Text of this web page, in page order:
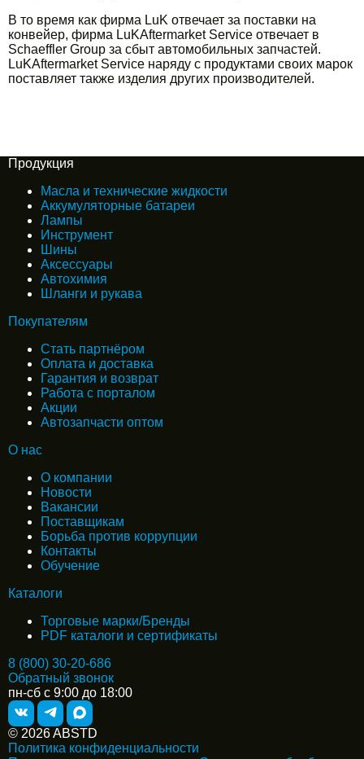
В то время как фирма LuK отвечает за поставки на
конвейер, фирма LuKAftermarket Service отвечает в
Schaeffler Group за сбыт автомобильных запчастей.
LuKAftermarket Service наряду с продуктами своих марок
поставляет также изделия других производителей.
Продукция
Масла и технические жидкости
Аккумуляторные батареи
Лампы
Инструмент
Шины
Аксессуары
Автохимия
Шланги и рукава
Покупателям
Стать партнёром
Оплата и доставка
Гарантия и возврат
Работа с порталом
Акции
Автозапчасти оптом
О нас
О компании
Новости
Вакансии
Поставщикам
Борьба против коррупции
Контакты
Обучение
Каталоги
Торговые марки/Бренды
PDF каталоги и сертификаты
8 (800) 30-20-686
Обратный звонок
пн-сб с 9:00 до 18:00
© 2026 ABSTD
Политика конфиденциальности